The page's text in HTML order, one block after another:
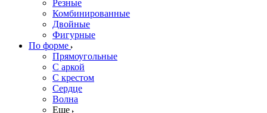
Резные
Комбинированные
Двойные
Фигурные
По форме
Прямоугольные
С аркой
С крестом
Сердце
Волна
Еще